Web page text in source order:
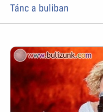
Tánc a buliban